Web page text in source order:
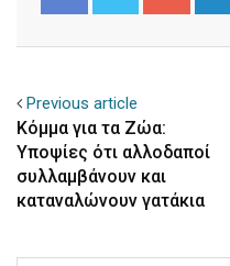
Previous article
Κόμμα για τα Ζώα:
Υποψίες ότι αλλοδαποί
συλλαμβάνουν και
καταναλώνουν γατάκια